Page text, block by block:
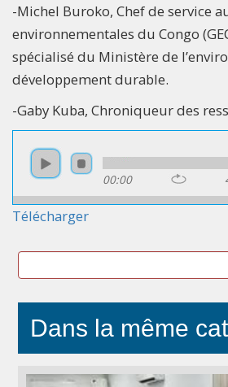
-Michel Buroko, Chef de service
environnementales du Congo
spécialisé du Ministère de
développement durable.
-Gaby Kuba, Chroniqueur des
00:00
Télécharger
Dans la même